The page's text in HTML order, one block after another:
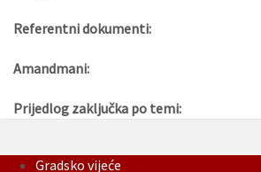
Referentni dokumenti:
Amandmani:
Prijedlog zaključka po temi:
Gradsko vijeće